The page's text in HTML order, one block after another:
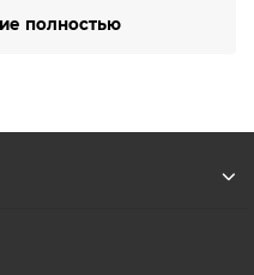
объектов с
подходят
направлениях. Они
полностью